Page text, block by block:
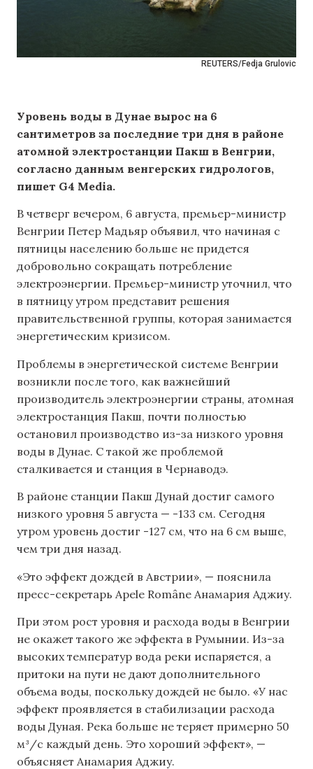
REUTERS/Fedja Grulovic
Уровень воды в Дунае вырос на 6
сантиметров за последние три дня в районе
атомной электростанции Пакш в Венгрии,
согласно данным венгерских гидрологов,
пишет G4 Media.
В четверг вечером, 6 августа, премьер-министр
Венгрии Петер Мадьяр объявил, что начиная с
пятницы населению больше не придется
добровольно сокращать потребление
электроэнергии. Премьер-министр уточнил, что
в пятницу утром представит решения
правительственной группы, которая занимается
энергетическим кризисом.
Проблемы в энергетической системе Венгрии
возникли после того, как важнейший
производитель электроэнергии страны, атомная
электростанция Пакш, почти полностью
остановил производство из-за низкого уровня
воды в Дунае. С такой же проблемой
сталкивается и станция в Чернаводэ.
В районе станции Пакш Дунай достиг самого
низкого уровня 5 августа — -133 см. Сегодня
утром уровень достиг -127 см, что на 6 см выше,
чем три дня назад.
«Это эффект дождей в Австрии», — пояснила
пресс-секретарь Apele Române Анамария Аджиу.
При этом рост уровня и расхода воды в Венгрии
не окажет такого же эффекта в Румынии. Из-за
высоких температур вода реки испаряется, а
притоки на пути не дают дополнительного
объема воды, поскольку дождей не было. «У нас
эффект проявляется в стабилизации расхода
воды Дуная. Река больше не теряет примерно 50
м³/с каждый день. Это хороший эффект», —
объясняет Анамария Аджиу.